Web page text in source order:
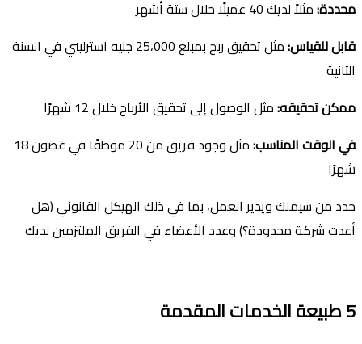
محددة:مثلاً لديك 40 عميلًا خلال ستة أشهر
قابل للقياس:
مثل تحقيق ربح بمبلغ 25،000 جنيه استرليني في السنة
الثانية
ممكن تحقيقه:مثل الوصول إلى تحقيق الأرباح خلال 12 شهرًا
في الوقت المناسب:
مثل وجود فريق من 20 موظفًا في غضون 18
شهرًا
حدد من سيملك ويدير العمل، بما في ذلك الهيكل القانوني (هل
أعدت شركة محدودة؟) وعدد الأعضاء في الفريق الملتزمين لديك
5طبيعة الخدمات المقدمة